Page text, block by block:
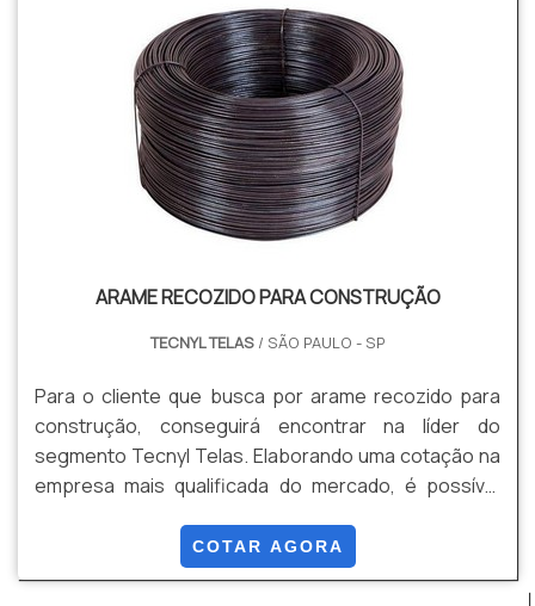
ARAME RECOZIDO PARA CONSTRUÇÃO
TECNYL TELAS / SÃO PAULO - SP
Para o cliente que busca por arame recozido para
construção, conseguirá encontrar na líder do
segmento Tecnyl Telas. Elaborando uma cotação na
empresa mais qualificada do mercado, é possível
competente do ramo. É importante lembrar que o
produto deve ser adquirido com empresas
COTAR AGORA